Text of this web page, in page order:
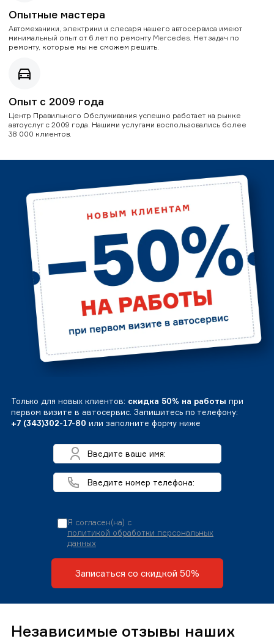
Опытные мастера
Автомеханики, электрики и слесаря нашего автосервиса имеют
минимальный опыт от 6 лет по ремонту Mercedes. Нет задач по
ремонту, которые мы не сможем решить.
Опыт с 2009 года
Центр Правильного Обслуживания успешно работает на рынке
автоуслуг с 2009 года. Нашими услугами воспользовались более
38 000 клиентов.
Только для новых клиентов: скидка 50% на работы при
первом визите в автосервис. Запишитесь по телефону:
+7 (343)302-17-80 или заполните форму ниже
Я согласен(на) с
политикой обработки персональных
данных
Записаться со скидкой 50%
Независимые отзывы наших